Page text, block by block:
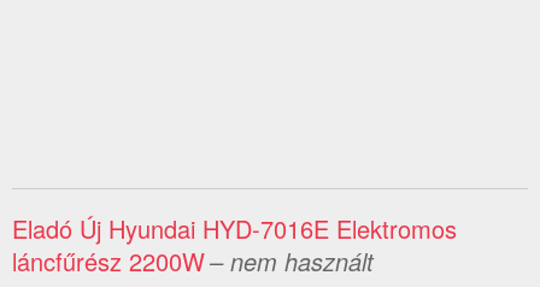
Eladó Új Hyundai HYD-7016E Elektromos
láncfűrész 2200W– nem használt